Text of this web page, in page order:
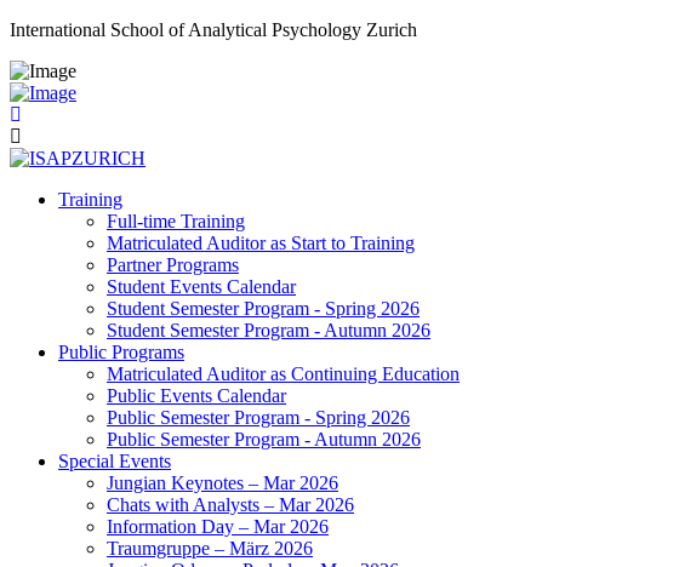
International School of Analytical Psychology Zurich
Training
Full-time Training
Matriculated Auditor as Start to Training
Partner Programs
Student Events Calendar
Student Semester Program - Spring 2026
Student Semester Program - Autumn 2026
Public Programs
Matriculated Auditor as Continuing Education
Public Events Calendar
Public Semester Program - Spring 2026
Public Semester Program - Autumn 2026
Special Events
Jungian Keynotes – Mar 2026
Chats with Analysts – Mar 2026
Information Day – Mar 2026
Traumgruppe – März 2026